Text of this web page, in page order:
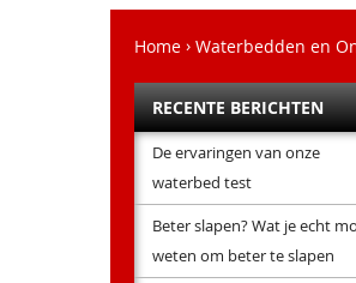
Home Waterbedden en
RECENTE BERICHTEN
De ervaringen van onze
waterbed test
Beter slapen? Wat je echt
weten om beter te slapen